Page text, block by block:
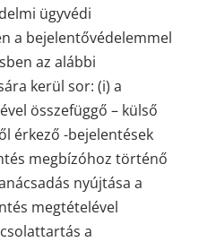
ügyvédi
a bejelentővédelemmel
az alábbi
kerül sor: (i) a
összefüggő – külső
érkező -bejelentések
megbízóhoz történő
nyújtása a
megtételével
a